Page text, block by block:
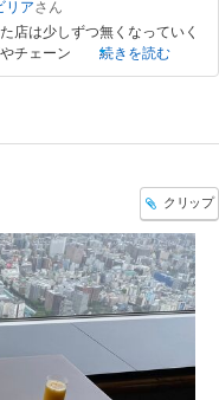
リア
店は少しずつ無くなっていく
チェーン
続きを読む
クリップ